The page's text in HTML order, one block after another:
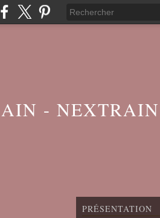
- NEXTRAIN
PRÉSENTATION